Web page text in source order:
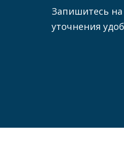
Запишитесь
уточнения